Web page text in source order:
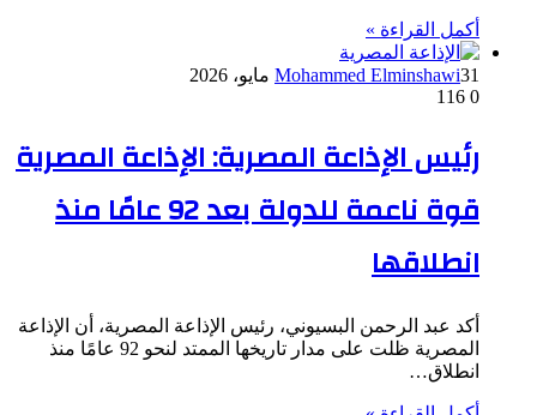
أكمل القراءة »
Mohammed Elminshawi31 مايو، 2026
0
رئيس الإذاعة المصرية: الإذاعة المصرية
قوة ناعمة للدولة بعد 92 عامًا منذ
انطلاقها
أكد عبد الرحمن البسيوني، رئيس الإذاعة المصرية، أن الإذاعة
المصرية ظلت على مدار تاريخها الممتد لنحو 92 عامًا منذ
انطلاق…